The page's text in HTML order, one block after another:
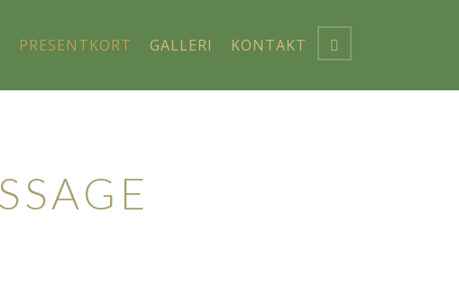
PRESENTKORT GALLERI KONTAKT